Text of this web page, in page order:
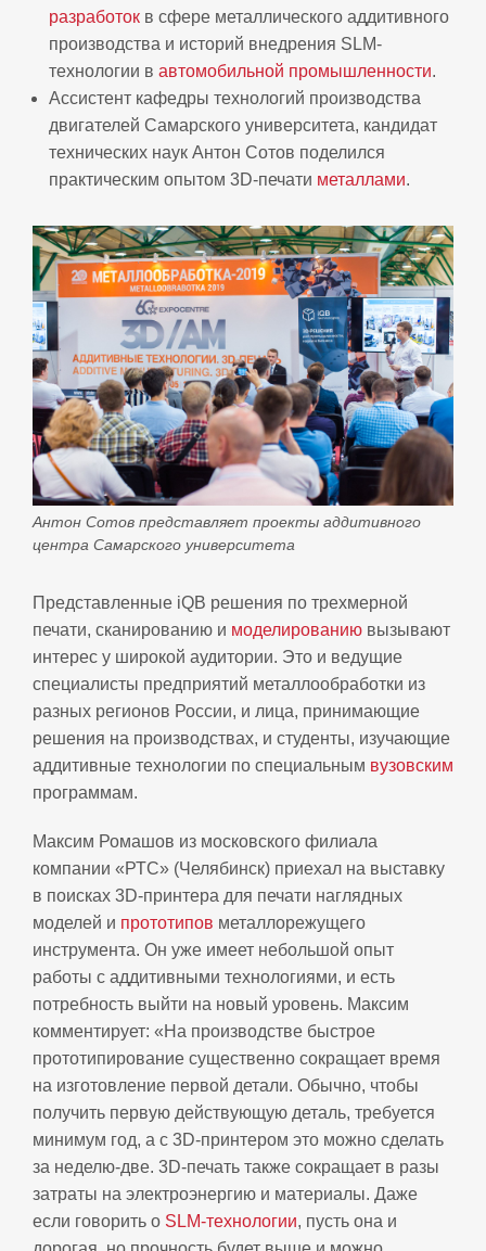
разработок в сфере металлического аддитивного
производства и историй внедрения SLM-
технологии в автомобильной промышленности.
Ассистент кафедры технологий производства
двигателей Самарского университета, кандидат
технических наук Антон Сотов поделился
практическим опытом 3D-печати металлами.
Антон Сотов представляет проекты аддитивного
центра Самарского университета
Представленные iQB решения по трехмерной
печати, сканированию и моделированию вызывают
интерес у широкой аудитории. Это и ведущие
специалисты предприятий металлообработки из
разных регионов России, и лица, принимающие
решения на производствах, и студенты, изучающие
аддитивные технологии по специальным вузовским
программам.
Максим Ромашов из московского филиала
компании «РТС» (Челябинск) приехал на выставку
в поисках 3D-принтера для печати наглядных
моделей и прототипов металлорежущего
инструмента. Он уже имеет небольшой опыт
работы с аддитивными технологиями, и есть
потребность выйти на новый уровень. Максим
комментирует: «На производстве быстрое
прототипирование существенно сокращает время
на изготовление первой детали. Обычно, чтобы
получить первую действующую деталь, требуется
минимум год, а с 3D-принтером это можно сделать
за неделю-две. 3D-печать также сокращает в разы
затраты на электроэнергию и материалы. Даже
если говорить о SLM-технологии, пусть она и